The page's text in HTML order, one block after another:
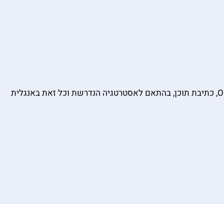
המשימה שלנו היא ליצור מיתוג חזק המושך לקוחות ומשקיעים. הביצוע דרך קידום אורגני בלינקדאין, כתיבת מצגות, הכנת One Pager, כתיבת תוכן, בהתאם לאסטרטגיה הנדרשת וכל זאת באנגלית